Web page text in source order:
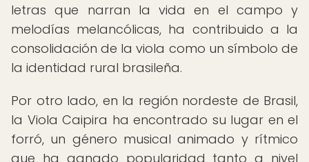
letras que narran la vida en el campo y
melodías melancólicas, ha contribuido a la
consolidación de la viola como un símbolo de
la identidad rural brasileña.
Por otro lado, en la región nordeste de Brasil,
la Viola Caipira ha encontrado su lugar en el
forró, un género musical animado y rítmico
que ha ganado popularidad tanto a nivel